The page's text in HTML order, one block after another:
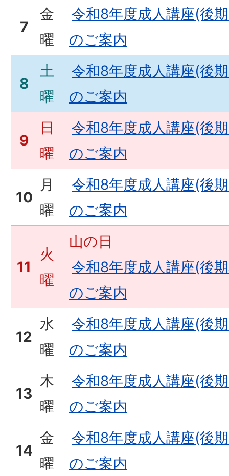
7
金
曜
令和8年度成人講座(後
のご案内
8
土
曜
令和8年度成人講座(後
のご案内
9
日
曜
令和8年度成人講座(後
のご案内
10
月
曜
令和8年度成人講座(後
のご案内
11
火
曜
山の日
令和8年度成人講座(後
のご案内
12
水
曜
令和8年度成人講座(後
のご案内
13
木
曜
令和8年度成人講座(後
のご案内
14
金
曜
令和8年度成人講座(後
のご案内